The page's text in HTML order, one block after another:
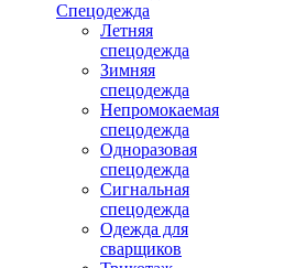
Спецодежда
Летняя
спецодежда
Зимняя
спецодежда
Непромокаемая
спецодежда
Одноразовая
спецодежда
Сигнальная
спецодежда
Одежда для
сварщиков